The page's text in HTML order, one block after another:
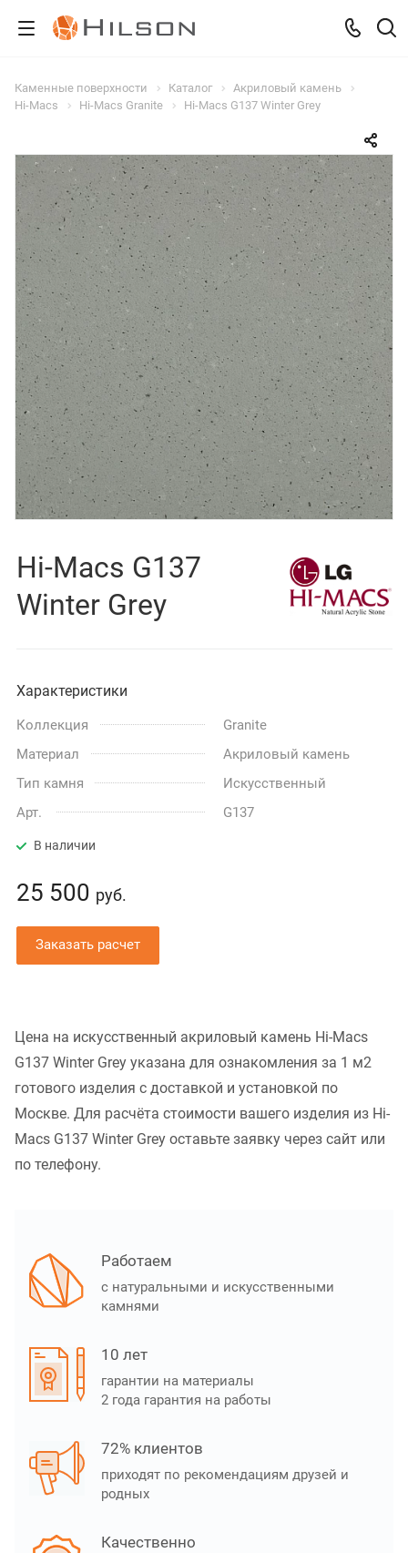
Каменные поверхности Каталог
Акриловый камень
Hi-Macs
Hi-Macs Granite Hi-Macs G137 Winter Grey
Hi-Macs G137
Winter Grey
Характеристики
Коллекция
Granite
Материал
Акриловый камень
Тип камня
Искусственный
Арт.
G137
В наличии
25 500 руб.
Заказать расчет
Цена на искусственный акриловый камень Hi-Macs
G137 Winter Grey указана для ознакомления за 1 м2
готового изделия с доставкой и установкой по
Москве. Для расчёта стоимости вашего изделия из Hi-
Macs G137 Winter Grey оставьте заявку через сайт или
по телефону.
Работаем
с натуральными и искусственными
камнями
10 лет
гарантии на материалы
2 года гарантия на работы
72% клиентов
приходят по рекомендациям друзей и
родных
Качественно